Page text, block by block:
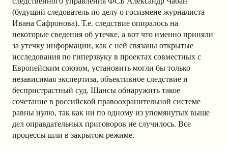
(будущий следователь по делу о госизмене журналиста
Ивана Сафронова). Т.е. следствие опиралось на
некоторые сведения об утечке, а вот что именно приняли
за утечку информации, как с ней связаны открытые
исследования по гиперзвуку в проектах совместных с
Европейским союзом, установить могли бы только
независимая экспертиза, объективное следствие и
беспристрастный суд. Шансы обнаружить такое
сочетание в российской правоохранительной системе
равны нулю, так как ни по одному из упомянутых выше
дел оправдательных приговоров не случилось. Все
процессы шли в закрытом режиме.